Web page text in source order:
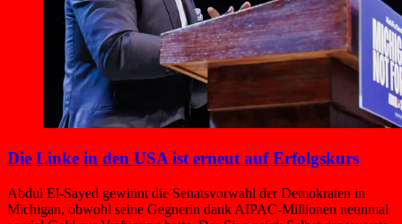
Die Linke in den USA ist erneut auf Erfolgskurs
Abdul El-Sayed gewinnt die Senatsvorwahl der Demokraten in
Michigan, obwohl seine Gegnerin dank AIPAC-Millionen neunmal